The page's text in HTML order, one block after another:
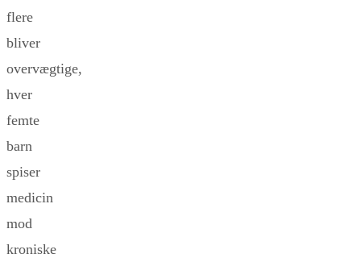
flere
bliver
overvægtige,
hver
femte
barn
spiser
medicin
mod
kroniske